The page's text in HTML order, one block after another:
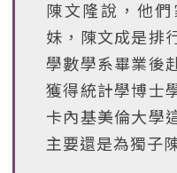
陳文隆說，他
妹，陳文成是排
學數學系畢業後
獲得統計學博士
卡內基美倫大學
主要還是為獨子